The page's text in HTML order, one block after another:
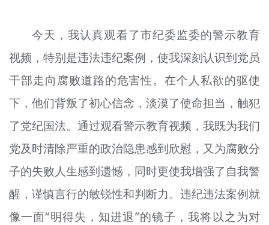
今天，我认真观看了市纪委监委的警示教育
视频，特别是违法违纪案例，使我深刻认识到党员
干部走向腐败道路的危害性。在个人私欲的驱使
下，他们背叛了初心信念，淡漠了使命担当，触犯
了党纪国法。通过观看警示教育视频，我既为我们
党及时清除严重的政治隐患感到欣慰，又为腐败分
子的失败人生感到遗憾，同时更使我增强了自我警
醒，谨慎言行的敏锐性和判断力。违纪违法案例就
像一面“明得失，知进退”的镜子，我将以之为对